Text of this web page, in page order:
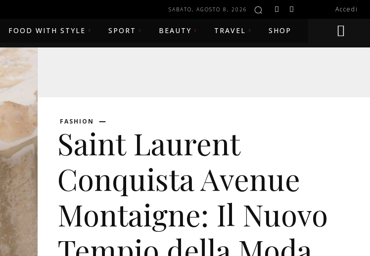
SABATO, AGOSTO 8, 2026 Accedi
FOOD WITH STYLE SPORT BEAUTY TRAVEL SHOP
FASHION
Saint Laurent
Conquista Avenue
Montaigne: Il Nuovo